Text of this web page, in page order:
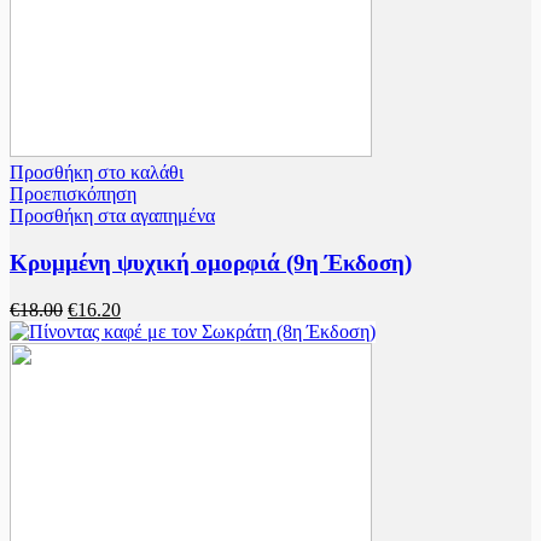
Προσθήκη στο καλάθι
Προεπισκόπηση
Προσθήκη στα αγαπημένα
Κρυμμένη ψυχική ομορφιά (9η Έκδοση)
€18.00 Original
price
€16.20Η
τρέχουσα